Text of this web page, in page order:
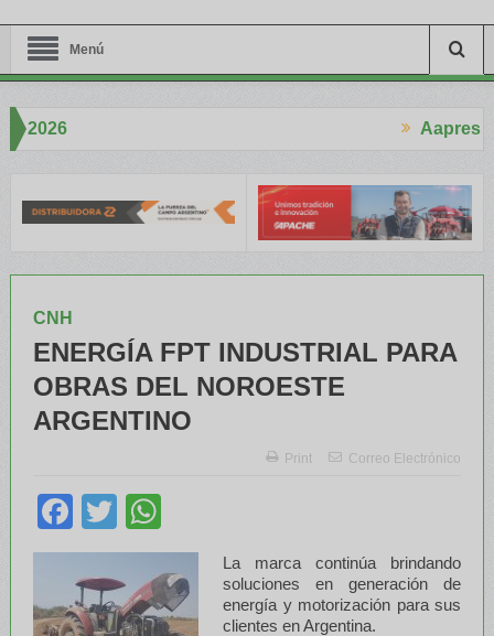
Menú
CNH
ENERGÍA FPT INDUSTRIAL PARA
OBRAS DEL NOROESTE
ARGENTINO
Print Correo Electrónico
Facebook
Twitter
La marca continúa brindando
soluciones en generación de
energía y motorización para sus
clientes en Argentina.